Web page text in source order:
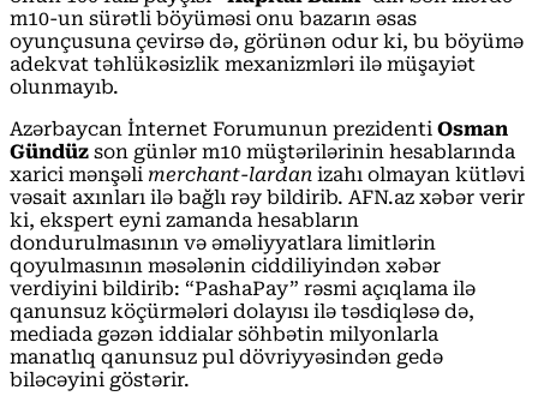
m10-un sürətli böyüməsi onu bazarın əsas
oyunçusuna çevirsə də, görünən odur ki, bu böyümə
adekvat təhlükəsizlik mexanizmləri ilə müşayiət
olunmayıb.
Azərbaycan İnternet Forumunun prezidenti Osman
Gündüz son günlər m10 müştərilərinin hesablarında
xarici mənşəli merchant-lardan izahı olmayan kütləvi
vəsait axınları ilə bağlı rəy bildirib. AFN.az xəbər verir
ki, ekspert eyni zamanda hesabların
dondurulmasının və əməliyyatlara limitlərin
qoyulmasının məsələnin ciddiliyindən xəbər
verdiyini bildirib: “PashaPay” rəsmi açıqlama ilə
qanunsuz köçürmələri dolayısı ilə təsdiqləsə də,
mediada gəzən iddialar söhbətin milyonlarla
manatlıq qanunsuz pul dövriyyəsindən gedə
biləcəyini göstərir.